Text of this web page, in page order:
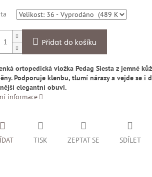
Přidat do košíku
ortopedická vložka Pedag Siesta z jemné
Podporuje klenbu, tlumí nárazy a vejde se i
elegantní obuvi.
informace
TISK ZEPTAT SE SDÍLET